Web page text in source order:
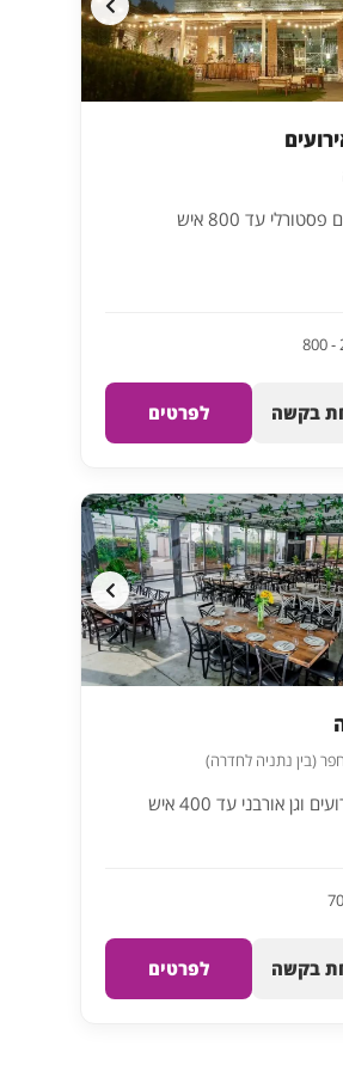
עד 800 איש
בקשה לפרטים
(בין נתניה לחדרה)
וגן אורבני עד 400 איש
בקשה לפרטים